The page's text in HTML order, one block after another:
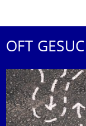
OFT